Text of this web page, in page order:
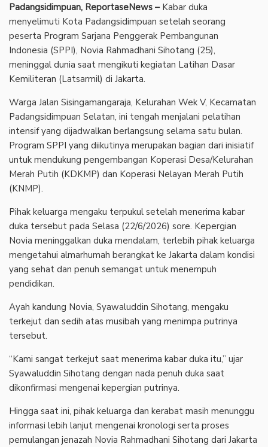
Padangsidimpuan, ReportaseNews –Kabar duka
menyelimuti Kota Padangsidimpuan setelah seorang
peserta Program Sarjana Penggerak Pembangunan
Indonesia (SPPI), Novia Rahmadhani Sihotang (25),
meninggal dunia saat mengikuti kegiatan Latihan Dasar
Kemiliteran (Latsarmil) di Jakarta.
Warga Jalan Sisingamangaraja, Kelurahan Wek V, Kecamatan
Padangsidimpuan Selatan, ini tengah menjalani pelatihan
intensif yang dijadwalkan berlangsung selama satu bulan.
Program SPPI yang diikutinya merupakan bagian dari inisiatif
untuk mendukung pengembangan Koperasi Desa/Kelurahan
Merah Putih (KDKMP) dan Koperasi Nelayan Merah Putih
(KNMP).
Pihak keluarga mengaku terpukul setelah menerima kabar
duka tersebut pada Selasa (22/6/2026) sore. Kepergian
Novia meninggalkan duka mendalam, terlebih pihak keluarga
mengetahui almarhumah berangkat ke Jakarta dalam kondisi
yang sehat dan penuh semangat untuk menempuh
pendidikan.
Ayah kandung Novia, Syawaluddin Sihotang, mengaku
terkejut dan sedih atas musibah yang menimpa putrinya
tersebut.
“Kami sangat terkejut saat menerima kabar duka itu,” ujar
Syawaluddin Sihotang dengan nada penuh duka saat
dikonfirmasi mengenai kepergian putrinya.
Hingga saat ini, pihak keluarga dan kerabat masih menunggu
informasi lebih lanjut mengenai kronologi serta proses
pemulangan jenazah Novia Rahmadhani Sihotang dari Jakarta